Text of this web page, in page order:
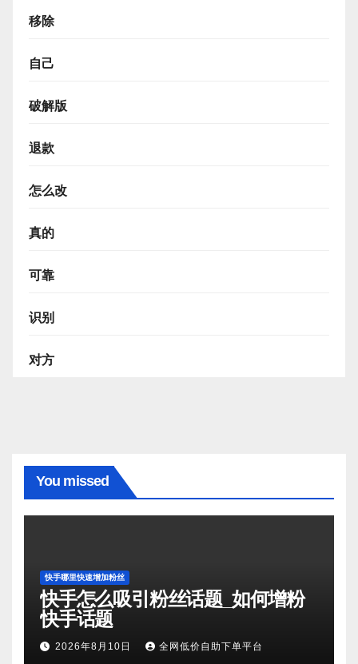
移除
自己
破解版
退款
怎么改
真的
可靠
识别
对方
You missed
快手哪里快速增加粉丝
快手怎么吸引粉丝话题_如何增粉
快手话题
2026年8月10日 全网低价自助下单平台